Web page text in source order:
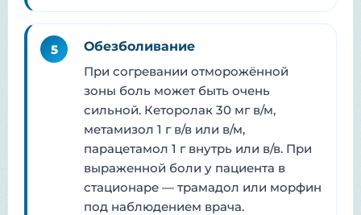
5
Обезболивание
При согревании отморожённой
зоны боль может быть очень
сильной. Кеторолак 30 мг в/м,
метамизол 1 г в/в или в/м,
парацетамол 1 г внутрь или в/в. При
выраженной боли у пациента в
стационаре — трамадол или морфин
под наблюдением врача.